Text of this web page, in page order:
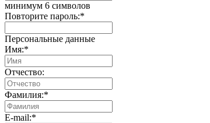
минимум 6 символов
Повторите пароль:*
Персональные данные
Имя:*
Отчество:
Фамилия:*
E-mail:*